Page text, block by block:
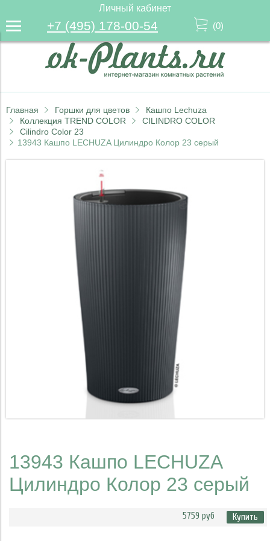
Личный кабинет
+7 (495) 178-00-54 (0)
Главная Горшки для цветов
Кашпо Lechuza
Коллекция TREND COLOR
CILINDRO COLOR
Cilindro Color 23
13943 Кашпо LECHUZA Цилиндро Колор 23 серый
13943 Кашпо LECHUZA
Цилиндро Колор 23 серый
5759 руб Купить